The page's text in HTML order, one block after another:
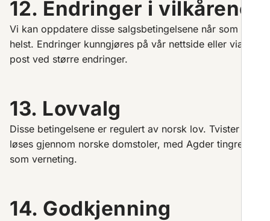
12. Endringer i vilkårene
Vi kan oppdatere disse salgsbetingelsene når som
helst. Endringer kunngjøres på vår nettside eller via e-
post ved større endringer.
13. Lovvalg
Disse betingelsene er regulert av norsk lov. Tvister skal
løses gjennom norske domstoler, med Agder tingrett
som verneting.
14. Godkjenning